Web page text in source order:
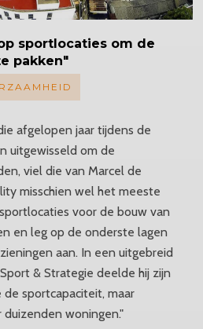
sportlocaties om de
pakken"
afgelopen jaar tijdens de
uitgewisseld om de
viel die van Marcel de
misschien wel het meeste
voor de bouw van
en leg op de onderste lagen
aan. In een uitgebreid
& Strategie deelde hij zijn
sportcapaciteit, maar
woningen."